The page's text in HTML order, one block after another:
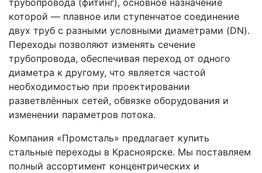
которой — плавное или ступенчатое соединение
двух труб с разными условными диаметрами (DN).
Переходы позволяют изменять сечение
трубопровода, обеспечивая переход от одного
диаметра к другому, что является частой
необходимостью при проектировании
разветвлённых сетей, обвязке оборудования и
изменении параметров потока.
Компания «Промсталь» предлагает купить
стальные переходы в Красноярске. Мы поставляем
полный ассортимент концентрических и